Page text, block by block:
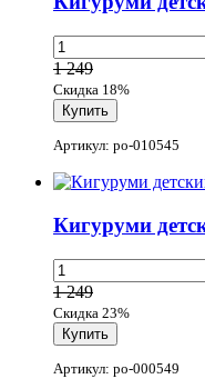
1 249
Скидка 18%
Артикул: po-010545
Кигуруми
1 249
Скидка 23%
Артикул: po-000549